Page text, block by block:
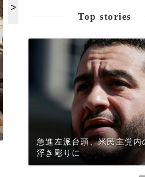
Top stories
急進左派台頭、米民主党内
浮き彫りに